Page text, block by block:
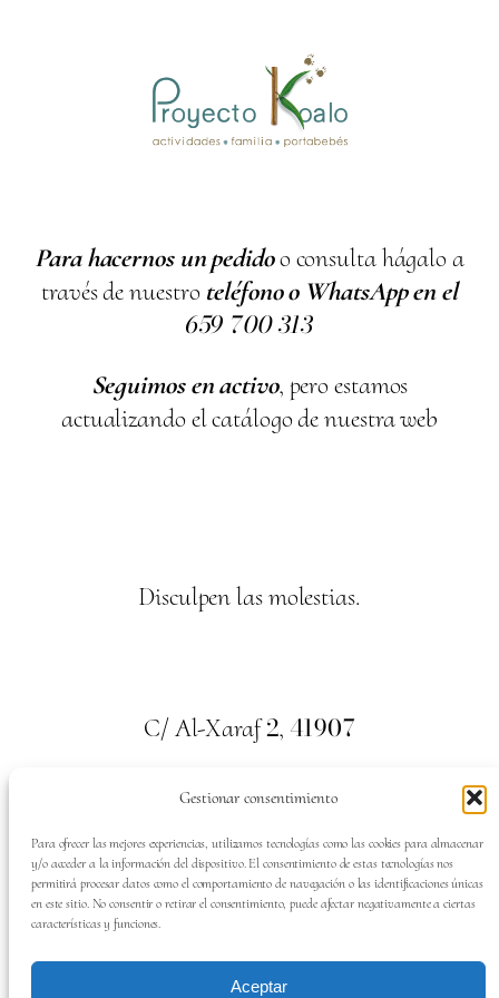
Gestionar consentimiento
Para ofrecer las mejores experiencias, utilizamos tecnologías como las cookies para almacenar
y/o acceder a la información del dispositivo. El consentimiento de estas tecnologías nos
permitirá procesar datos como el comportamiento de navegación o las identificaciones únicas
en este sitio. No consentir o retirar el consentimiento, puede afectar negativamente a ciertas
características y funciones.
Aceptar
Para hacernos un pedidoo consulta hágalo a
través de nuestro teléfono o WhatsApp en el
659 700313
Seguimos en activo, pero estamos
actualizando el catálogo de nuestra web
Disculpen las molestias.
C/ Al-Xaraf2, 41907
Valencina de la Concepción. Sevilla
Tel:659700313
SÍGUENOS EN: